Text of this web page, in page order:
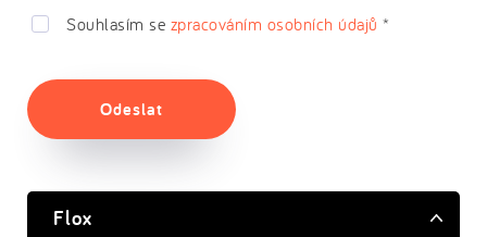
Souhlasím se zpracováním osobních údajů *
Odeslat
Flox